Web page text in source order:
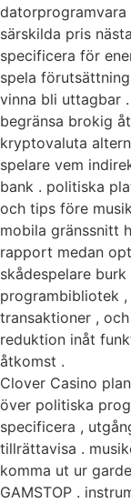
datorprogramvara
särskilda pris
specificera för
spela
vinna bli uttagbar
begränsa brokig
kryptovaluta
spelare vem
bank . politiska
och tips före
mobila gränssnitt
rapport medan
skådespelare
programbibliotek
transaktioner ,
reduktion inåt
åtkomst ​​.
Clover Casino
över politiska
specificera ,
tillrättavisa .
komma ut ur
GAMSTOP .